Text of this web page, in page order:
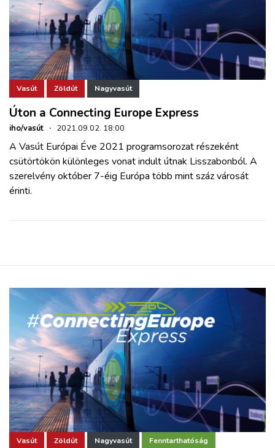
Vasút Zöldút Nagyvasút
Úton a Connecting Europe Express
iho/vasút · 2021.09.02. 18:00
A Vasút Európai Éve 2021 programsorozat részeként
csütörtökön különleges vonat indult útnak Lisszabonból. A
szerelvény október 7-éig Európa több mint száz városát
érinti.
Vasút Zöldút Nagyvasút Fenntarthatóság